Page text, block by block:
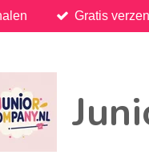
Gratis